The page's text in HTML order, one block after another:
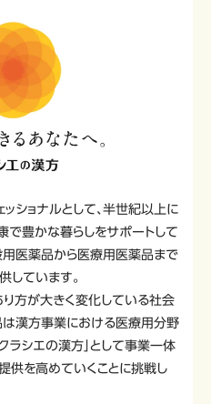
ショナルとして、半世紀以上に
で豊かな暮らしをサポートして
用医薬品から医療用医薬品まで
しています。
方が大きく変化している社会
は漢方事業における医療用分野
ラシエの漢方」として事業一体
供を高めていくことに挑戦し